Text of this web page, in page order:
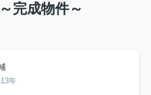
完成物件～
年